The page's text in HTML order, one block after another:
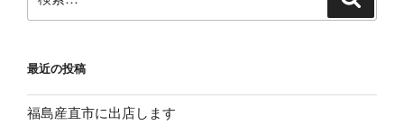
索:
最近の投稿
福島産直市に出店します